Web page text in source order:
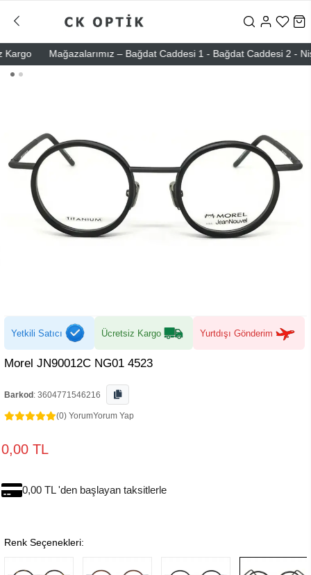
Mağazalarımız – Bağdat Caddesi 1 - Bağdat Caddesi 2 -
Yetkili Satıcı Ücretsiz Kargo Yurtdışı Gönderim
Morel JN90012C NG01 4523
Barkod : 3604771546216
(0) YorumYorum Yap
0,00 TL
0,00 TL 'den başlayan taksitlerle
Renk Seçenekleri: